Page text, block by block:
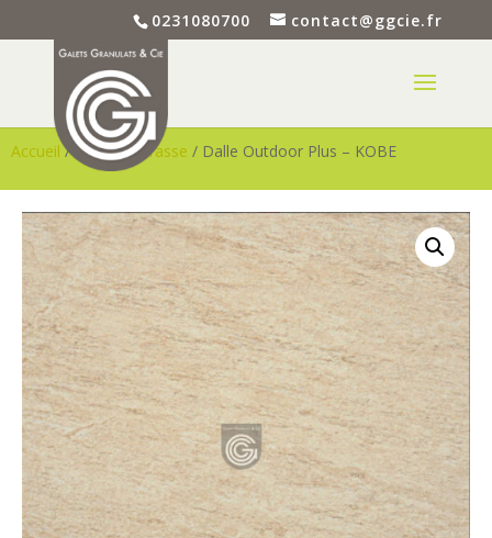
0231080700 contact@ggcie.fr
Accueil/Dalle - Terrasse / Dalle Outdoor Plus – KOBE